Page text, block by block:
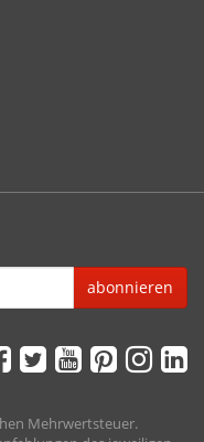
abonnieren
Mehrwertsteuer.